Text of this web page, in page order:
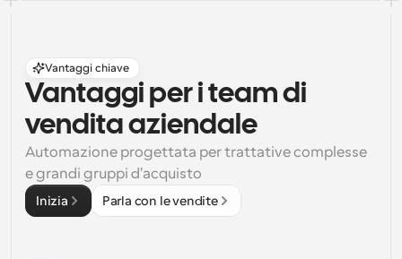
Vantaggi chiave
Vantaggi per i team di
vendita aziendale
Automazione progettata per trattative complesse
e grandi gruppi d'acquisto
Inizia Parla con le vendite